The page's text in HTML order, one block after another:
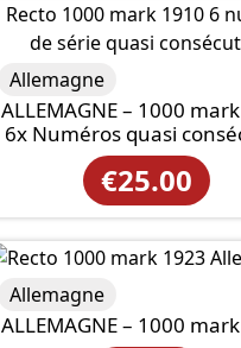
ALLEMAGNE – 1000
6x Numéros quasi
€25.00
Allemagne
ALLEMAGNE – 1000
Allemagne